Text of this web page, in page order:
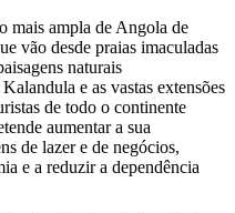
mais ampla de Angola de
vão desde praias imaculadas
naturais
e as vastas extensões
de todo o continente
aumentar a sua
de lazer e de negócios,
e a reduzir a dependência